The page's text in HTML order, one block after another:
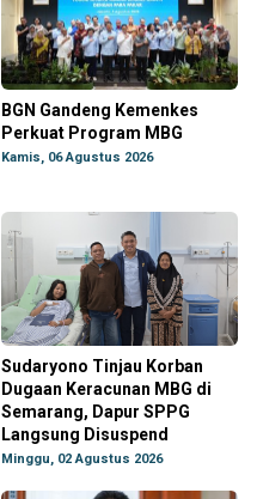
BGN Gandeng Kemenkes
Perkuat Program MBG
Kamis, 06 Agustus 2026
Sudaryono Tinjau Korban
Dugaan Keracunan MBG di
Semarang, Dapur SPPG
Langsung Disuspend
Minggu, 02 Agustus 2026